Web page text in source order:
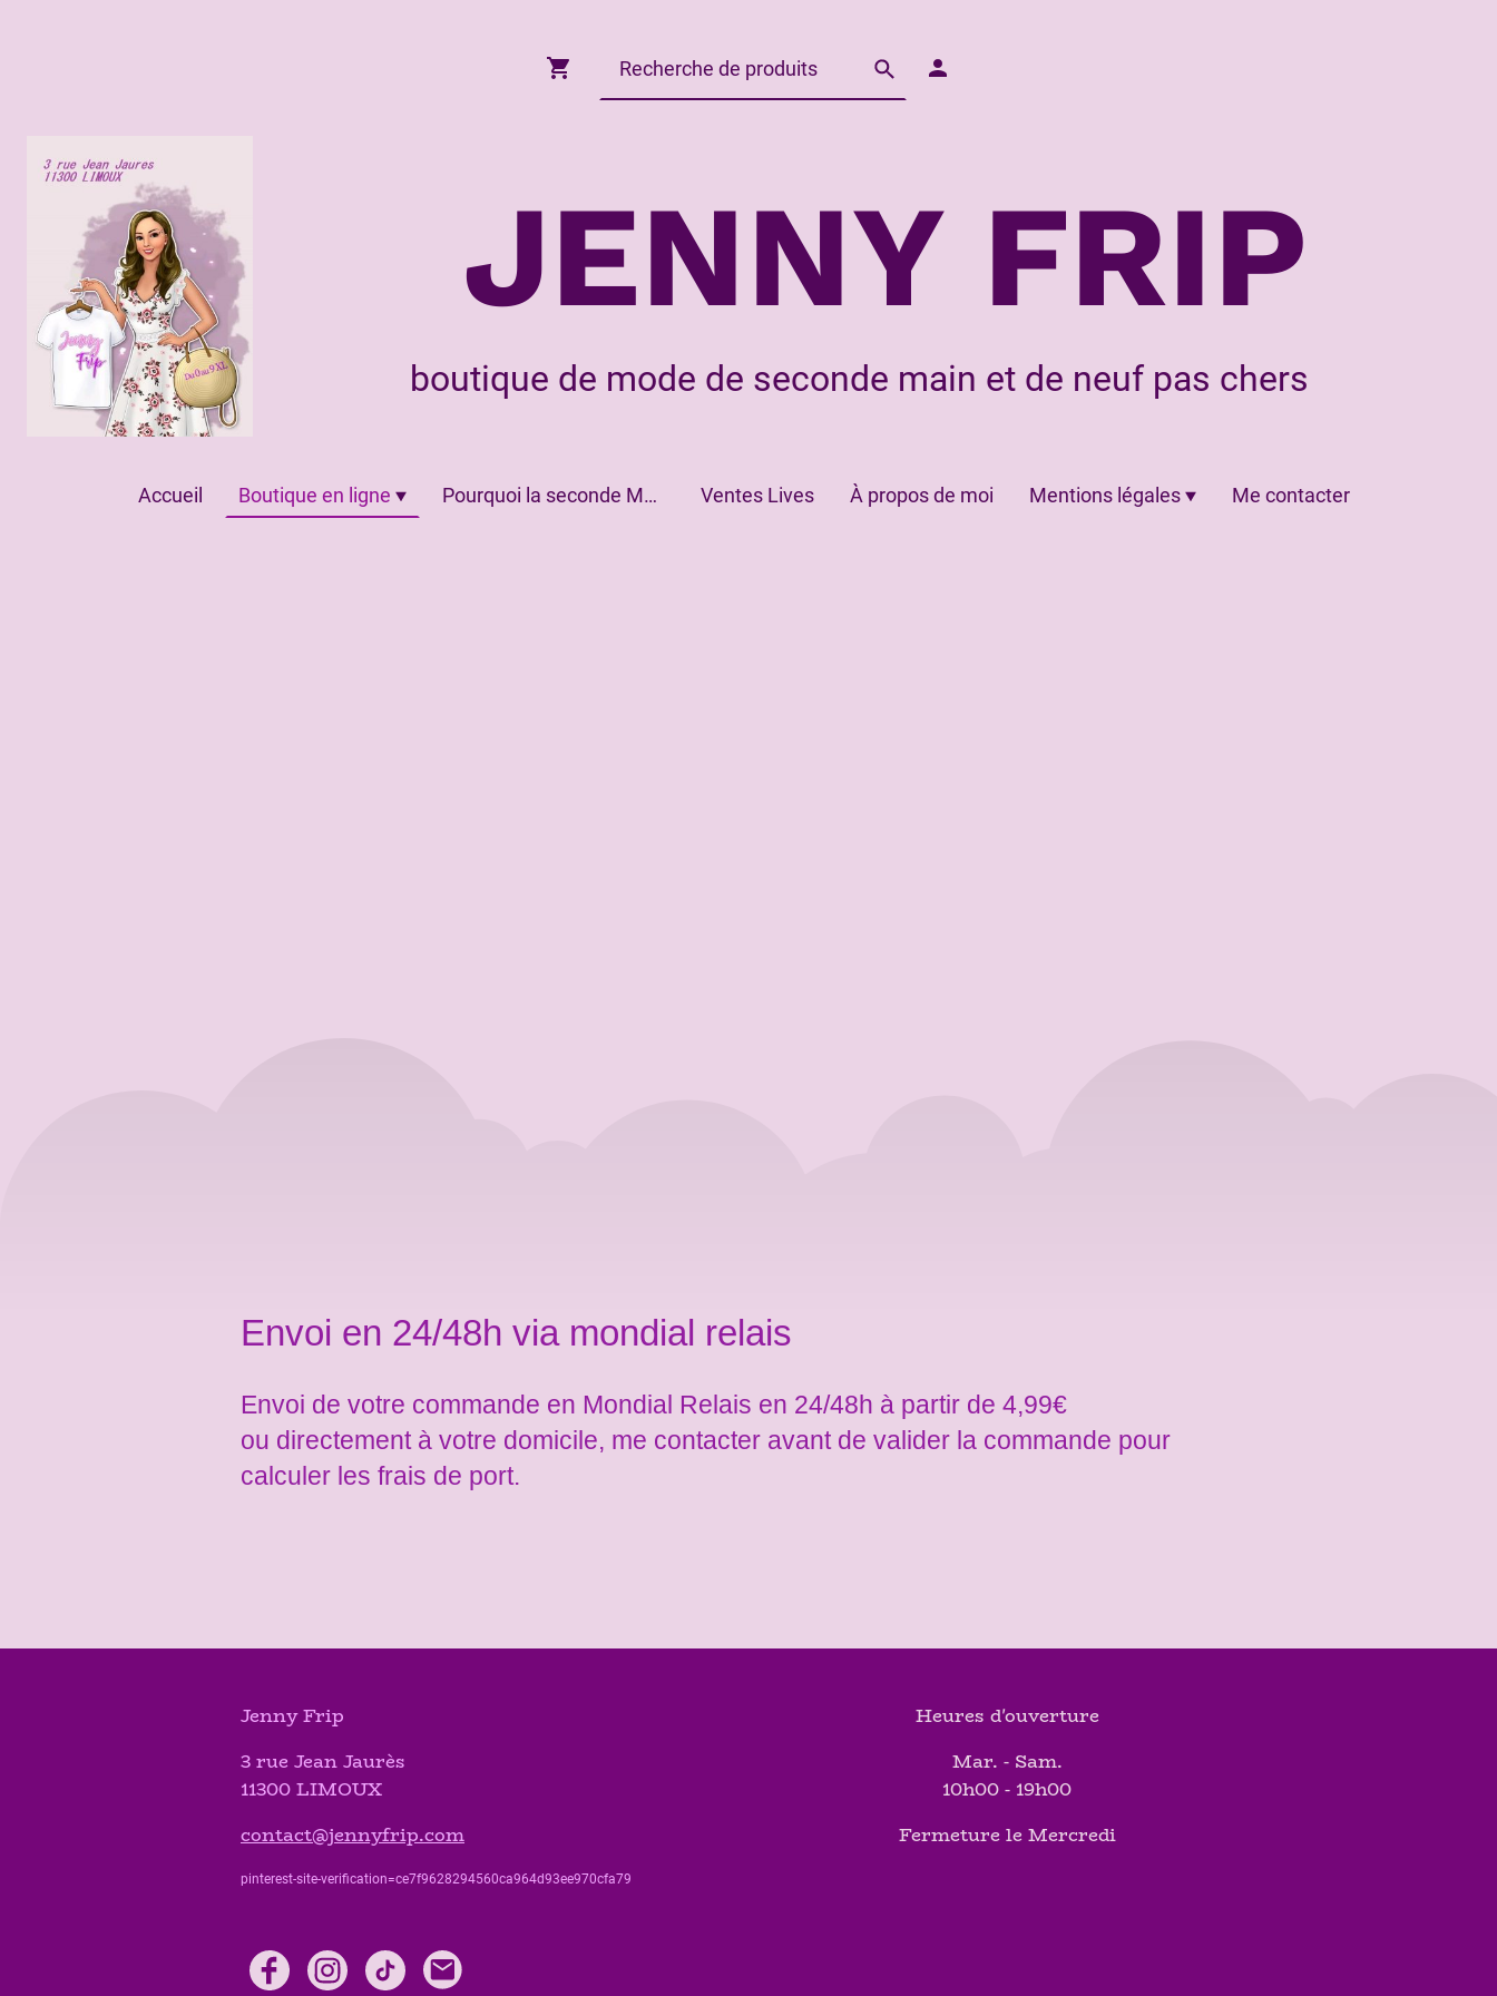
JENNY FRIP
boutique de mode de seconde main et de neuf pas chers
Accueil Boutique en ligne Pourquoi la seconde Main? Ventes Lives À propos de moi Mentions légales Me contacter
Envoi en 24/48h via mondial relais
Envoi de votre commande en Mondial Relais en 24/48h à partir de 4,99€
ou directement à votre domicile, me contacter avant de valider la commande pour
calculer les frais de port.
Jenny Frip
3 rue Jean Jaurès
11300 LIMOUX
contact@jennyfrip.com
pinterest-site-verification=ce7f9628294560ca964d93ee970cfa79
Heures d'ouverture
Mar. - Sam.
10h00 - 19h00
Fermeture le Mercredi